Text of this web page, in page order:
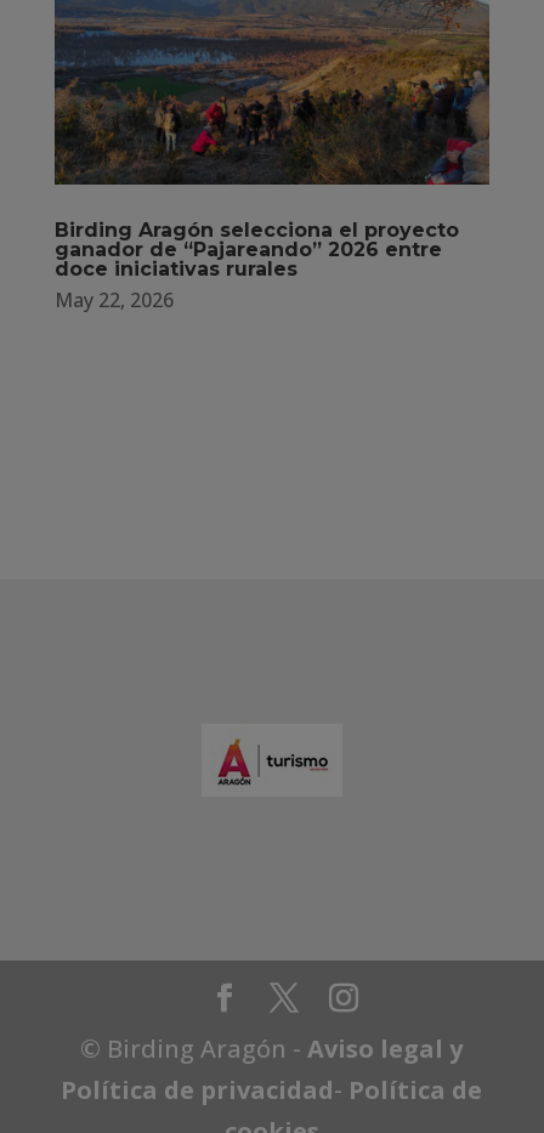
Birding Aragón selecciona el proyecto
ganador de “Pajareando” 2026 entre
doce iniciativas rurales
May 22, 2026
© Birding Aragón -Aviso legal y
Política de privacidad- Política de